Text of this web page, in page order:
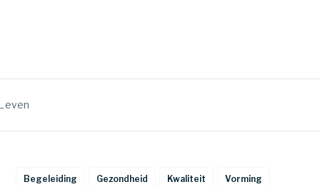
Begeleiding Gezondheid Kwaliteit Vorming